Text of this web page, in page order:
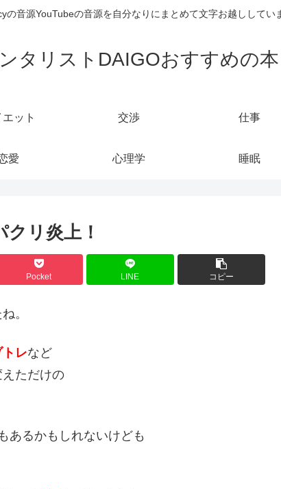
音源YouTubeの音源を自分なりにまとめて文字お越ししてい
タリストDAIGOおすすめの本
エット 交渉 仕事
愛 心理学 睡眠
リ炎上！
Pocket LINE コピー
。
レなど
ただけの
あるかもしれないけども